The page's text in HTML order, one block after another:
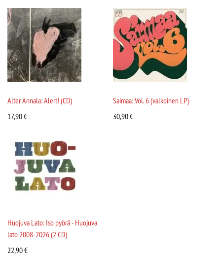
Alter Annala: Alert! (CD)
17,90€
Saimaa: Vol. 6 (valkoinen LP)
30,90€
Huojuva Lato: Iso pyörä - Huojuva
lato 2008-2026 (2 CD)
22,90€